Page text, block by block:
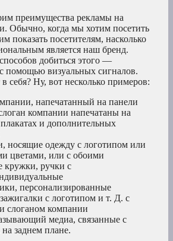
преимущества рекламы на
Обычно, когда мы хотим посетить
показать посетителям, насколько
является наш бренд.
добиться этого —
помощью визуальных сигналов.
себя? Ну, вот несколько примеров:
напечатанный на панели
компании напечатаны на
и дополнительных
носящие одежду с логотипом или
цветами, или с обоими
ручки с
персонализированные
с логотипом и т. Д. с
слоганом компании
медиа, связанные с
заднем плане.